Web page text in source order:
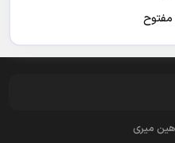
مفتوح
میری